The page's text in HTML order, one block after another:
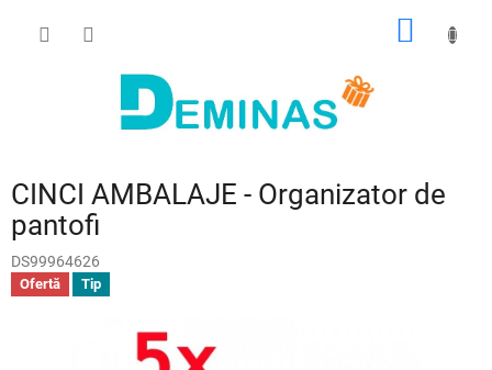
COŞ
CINCI AMBALAJE - Organizator de
pantofi
DS99964626
Ofertă Tip